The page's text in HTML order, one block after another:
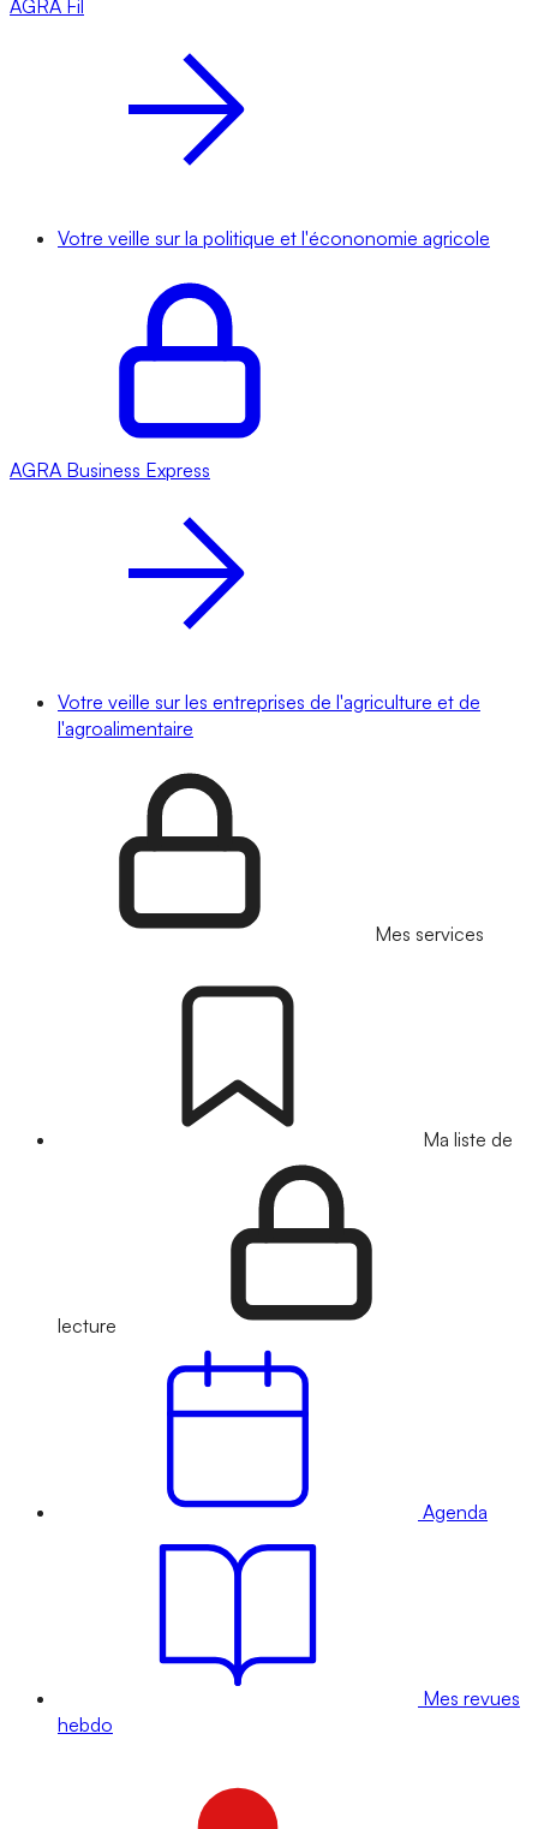
AGRA Fil
Votre veille sur la politique et l'écononomie agricole
AGRA Business Express
Votre veille sur les entreprises de l'agriculture et de
l'agroalimentaire
Mes services
Ma liste de
lecture
Agenda
Mes revues
hebdo